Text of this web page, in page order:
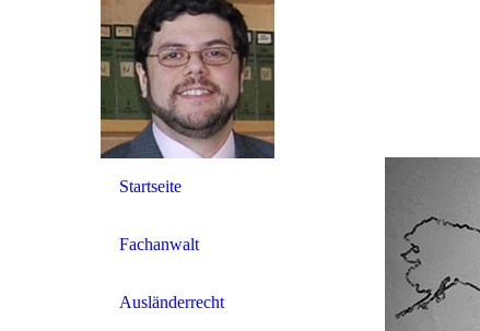
Startseite
Fachanwalt
Ausländerrecht